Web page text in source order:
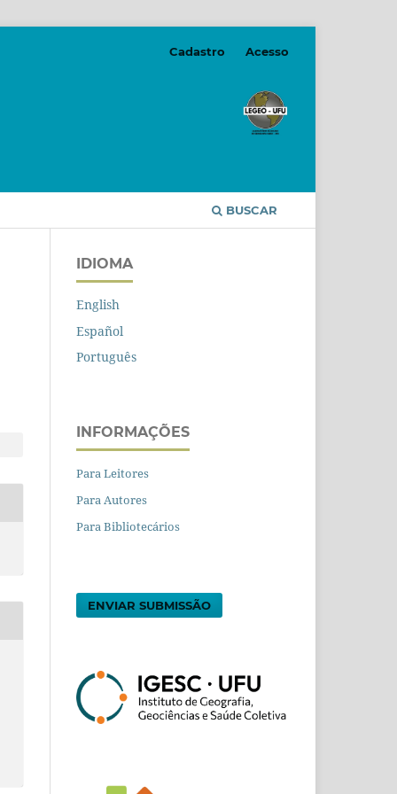
BUSCAR
Cadastro Acesso
IDIOMA
English
Español
Português
INFORMAÇÕES
Para Leitores
Para Autores
Para Bibliotecários
ENVIAR SUBMISSÃO